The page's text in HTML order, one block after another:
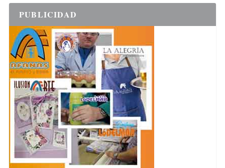
PUBLICIDAD